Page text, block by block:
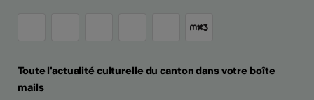
Toute l'actualité culturelle du canton dans votre boîte
mails